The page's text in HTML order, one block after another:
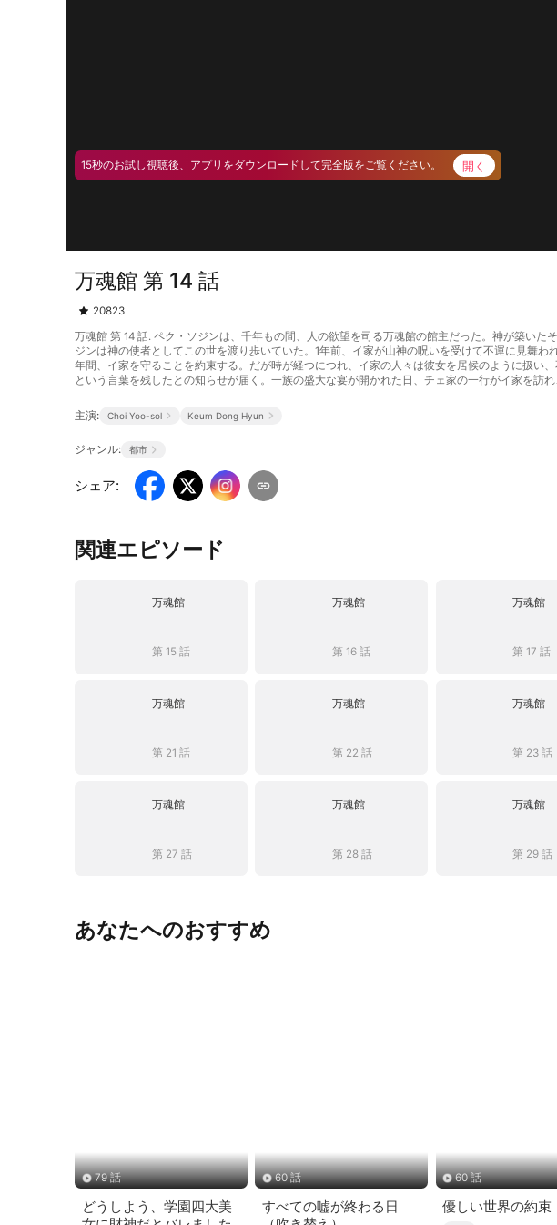
15秒のお試し視聴後、アプリをダウンロードして完全版をご覧ください。 開く
万魂館 第 14 話
20823
万魂館 第 14 話. ペク・ソジンは、千年もの間、人の欲望を司る万魂館の館主だった。神が築い
ジンは神の使者としてこの世を渡り歩いていた。1年前、イ家が山神の呪いを受けて不運に見舞
年間、イ家を守ることを約束する。だが時が経つにつれ、イ家の人々は彼女を居候のように扱い
という言葉を残したとの知らせが届く。一族の盛大な宴が開かれた日、チェ家の一行がイ家を訪
主演: Choi Yoo-sol Keum Dong Hyun
ジャンル: 都市
シェア:
関連エピソード
万魂館
第 15 話
万魂館
第 16 話
万魂館
第 17 話
万魂館
第 21 話
万魂館
第 22 話
万魂館
第 23 話
万魂館
第 27 話
万魂館
第 28 話
万魂館
第 29 話
あなたへのおすすめ
79 話
どうしよう、学園四大美
60 話
すべての嘘が終わる日
60 話
優しい世界の約束